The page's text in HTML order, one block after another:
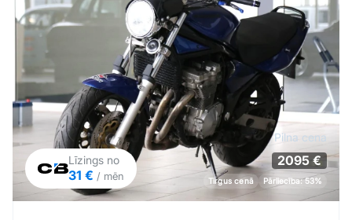
Līzings no
31 € / mēn
Pilna cena
2095 €
Tirgus cenā Pārliecība: 53%